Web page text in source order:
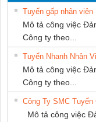
Tuyển gấp nhân
Mô tả công việc
Công ty theo...
Tuyển Nhanh Nhân
Mô tả công việc
Công ty theo...
Công Ty SMC Tuyển
Mô tả công việc